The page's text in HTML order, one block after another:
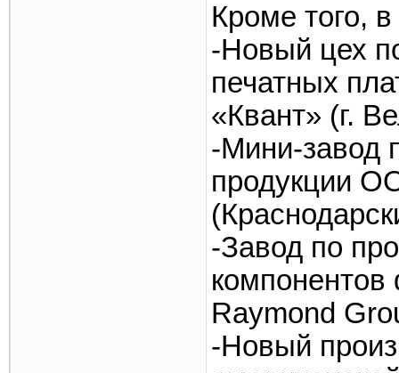
Кроме того,
-Новый цех
печатных
«Квант» (г.
-Мини-завод
продукции
-Завод по
компонентов
Raymond
-Новый